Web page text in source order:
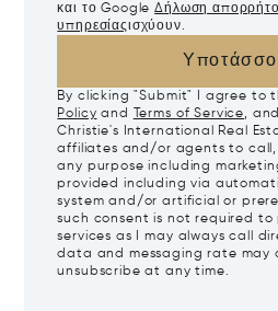
και το Google Δήλωση
υπηρεσίαςισχύουν.
By clicking "Submit" I agree to
Policy and Terms of Service,
Christie's International Real
affiliates and/or agents to call,
any purpose including
provided including via
system and/or artificial or
such consent is not required to
services as I may always call
data and messaging rate may
unsubscribe at any time.